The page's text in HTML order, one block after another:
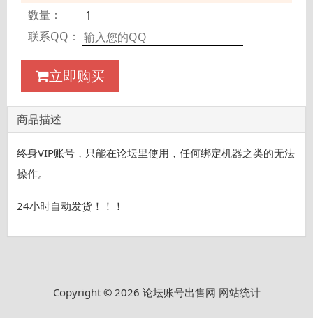
数量：
联系QQ：
立即购买
商品描述
终身VIP账号，只能在论坛里使用，任何绑定机器之类的无法
操作。
24小时自动发货！！！
Copyright © 2026 论坛账号出售网 网站统计